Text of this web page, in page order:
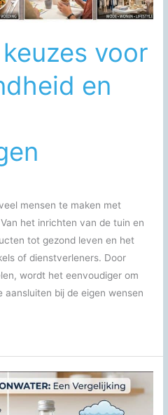
voor
en
mensen te maken met
het inrichten van de tuin en
tot gezond leven en het
of dienstverleners. Door
wordt het eenvoudiger om
aansluiten bij de eigen wensen